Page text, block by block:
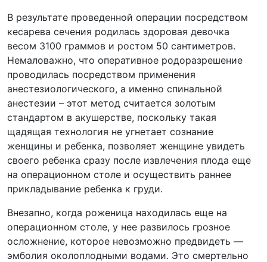
В результате проведенной операции посредством
кесарева сечения родилась здоровая девочка
весом 3100 граммов и ростом 50 сантиметров.
Немаловажно, что оперативное родоразрешение
проводилась посредством применения
анестезиологического, а именно спинальной
анестезии – этот метод считается золотым
стандартом в акушерстве, поскольку такая
щадящая технология не угнетает сознание
женщины и ребенка, позволяет женщине увидеть
своего ребенка сразу после извлечения плода еще
на операционном столе и осуществить раннее
прикладывание ребенка к груди.
Внезапно, когда роженица находилась еще на
операционном столе, у нее развилось грозное
осложнение, которое невозможно предвидеть —
эмболия околоплодными водами. Это смертельно